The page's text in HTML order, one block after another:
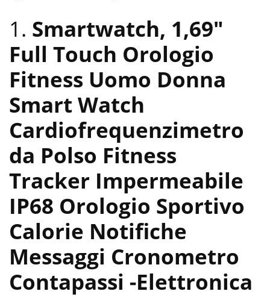
1. Smartwatch, 1,69″
Full Touch Orologio
Fitness Uomo Donna
Smart Watch
Cardiofrequenzimetro
da Polso Fitness
Tracker Impermeabile
IP68 Orologio Sportivo
Calorie Notifiche
Messaggi Cronometro
Contapassi -Elettronica